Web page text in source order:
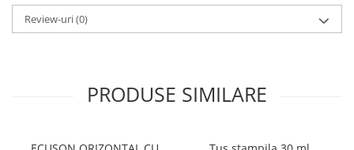
Creioane mecanice si rezerve
Cerneala si rezerva pentru stilou
Review-uri(0)
PRODUSE SIMILARE